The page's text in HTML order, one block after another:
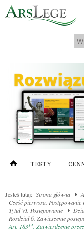
TESTY
Jesteś tutaj: Strona główna
Część pierwsza.
Tytuł VI. Postępowanie
Rozdział 6. Zawieszenie
Art. 18314. Zatwierdzenie